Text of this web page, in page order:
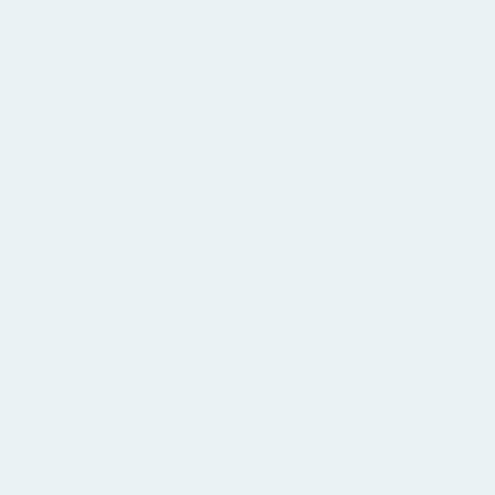
Hier wordt
kunt u dat
in
in
of er
vind je in
over
je alvast voor
de
je deze
stalling
met de
je deze
of verlies valt